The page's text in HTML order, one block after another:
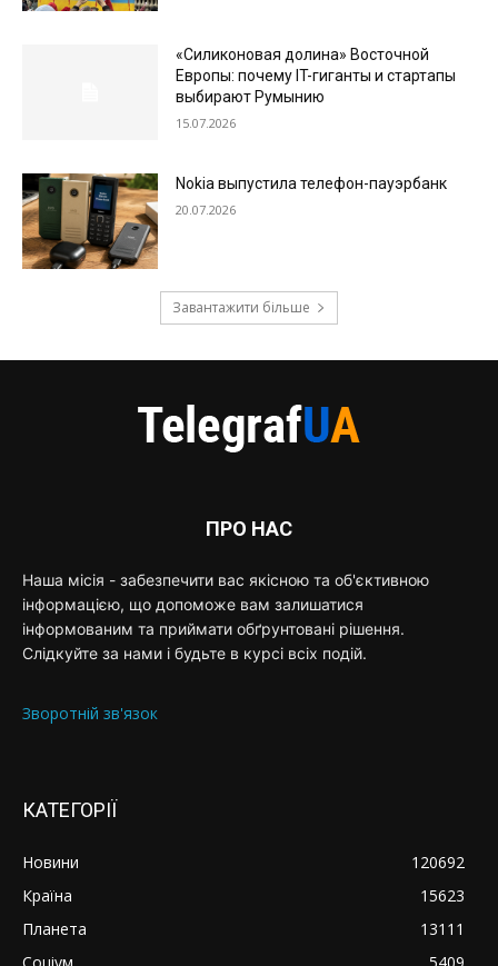
«Силиконовая долина» Восточной
Европы: почему IT-гиганты и стартапы
выбирают Румынию
15.07.2026
Nokia выпустила телефон-пауэрбанк
20.07.2026
Завантажити більше
ПРО НАС
Наша місія - забезпечити вас якісною та об'єктивною
інформацією, що допоможе вам залишатися
інформованим та приймати обґрунтовані рішення.
Слідкуйте за нами і будьте в курсі всіх подій.
Зворотній зв'язок
КАТЕГОРІЇ
Новини
120692
Країна
15623
Планета
13111